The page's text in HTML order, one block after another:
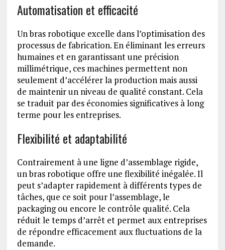
Automatisation et efficacité
Un bras robotique excelle dans l’optimisation des
processus de fabrication. En éliminant les erreurs
humaines et en garantissant une précision
millimétrique, ces machines permettent non
seulement d’accélérer la production mais aussi
de maintenir un niveau de qualité constant. Cela
se traduit par des économies significatives à long
terme pour les entreprises.
Flexibilité et adaptabilité
Contrairement à une ligne d’assemblage rigide,
un bras robotique offre une flexibilité inégalée. Il
peut s’adapter rapidement à différents types de
tâches, que ce soit pour l’assemblage, le
packaging ou encore le contrôle qualité. Cela
réduit le temps d’arrêt et permet aux entreprises
de répondre efficacement aux fluctuations de la
demande.